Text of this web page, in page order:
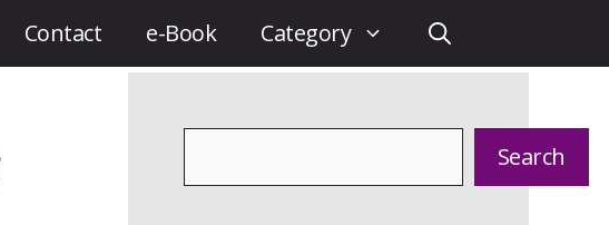
Contact e-Book Category
Search